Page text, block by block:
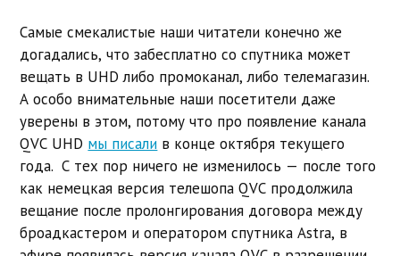
Самые смекалистые наши читатели конечно же
догадались, что забесплатно со спутника может
вещать в UHD либо промоканал, либо телемагазин.
А особо внимательные наши посетители даже
уверены в этом, потому что про появление канала
QVC UHD мы писали в конце октября текущего
года. С тех пор ничего не изменилось — после того
как немецкая версия телешопаQVC продолжила
вещание после пролонгирования договора между
броадкастером и оператором спутника Astra, в